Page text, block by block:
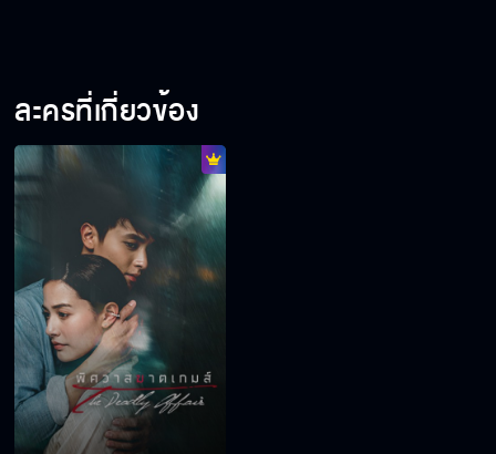
ละครที่เกี่ยวข้อง